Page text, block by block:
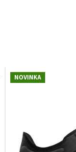
NOVINKA